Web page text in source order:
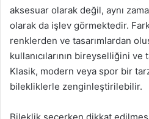
aksesuar olarak değil, aynı
olarak da işlev görmektedir.
renklerden ve tasarımlardan
kullanıcılarının bireyselliğini ve
Klasik, modern veya spor bir
bilekliklerle zenginleştirilebilir.